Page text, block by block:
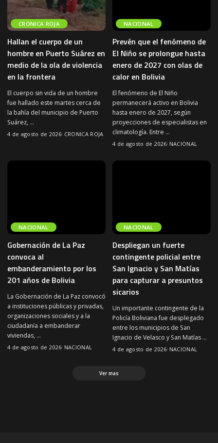
CRONICA ROJA
Hallan el cuerpo de un
hombre en Puerto Suárez en
medio de la ola de violencia
en la frontera
El cuerpo sin vida de un hombre
fue hallado este martes cerca de
la bahía del municipio de Puerto
Suárez, ...
4 de agosto de 2026 CRONICA ROJA
NACIONAL
Prevén que el fenómeno de
El Niño se prolongue hasta
enero de 2027 con olas de
calor en Bolivia
El fenómeno de El Niño
permanecerá activo en Bolivia
hasta enero de 2027, según
proyecciones de especialistas en
climatología. Entre ...
4 de agosto de 2026 NACIONAL
NACIONAL
Gobernación de La Paz
convoca al
embanderamiento por los
201 años de Bolivia
La Gobernación de La Paz convocó
a instituciones públicas y privadas,
organizaciones sociales y a la
ciudadanía a embanderar
viviendas, ...
4 de agosto de 2026 NACIONAL
NACIONAL
Despliegan un fuerte
contingente policial entre
San Ignacio y San Matías
para capturar a presuntos
sicarios
Un importante contingente de la
Policía Boliviana fue desplegado
entre los municipios de San
Ignacio de Velasco y San Matías ...
4 de agosto de 2026 NACIONAL
Ver mas